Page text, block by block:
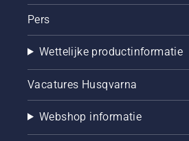
Pers
Wettelijke productinformatie
Vacatures Husqvarna
Webshop informatie